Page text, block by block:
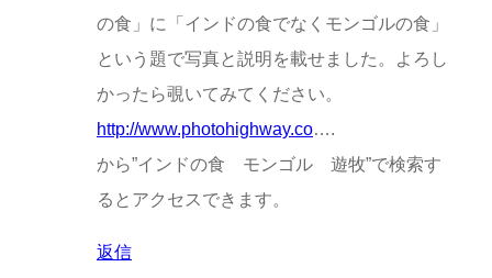
の食」に「インドの食でなくモンゴルの食」
という題で写真と説明を載せました。よろし
かったら覗いてみてください。
http://www.photohighway.co….
から”インドの食 モンゴル 遊牧”で検索す
るとアクセスできます。
返信